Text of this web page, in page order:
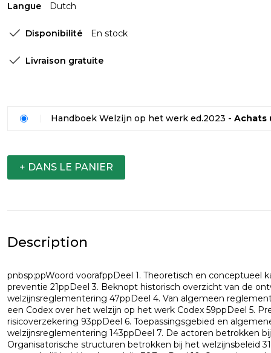
Langue Dutch
Disponibilité En stock
Livraison gratuite
Handboek Welzijn op het werk ed.2023 - Achats
+ DANS LE PANIER
Description
pnbsp;ppWoord voorafppDeel 1. Theoretisch en conceptueel
preventie 21ppDeel 3. Beknopt historisch overzicht van de
welzijnsreglementering 47ppDeel 4. Van algemeen
een Codex over het welzijn op het werk Codex 59ppDeel 5.
risicoverzekering 93ppDeel 6. Toepassingsgebied en
welzijnsreglementering 143ppDeel 7. De actoren betrokken
Organisatorische structuren betrokken bij het welzijnsbeleid